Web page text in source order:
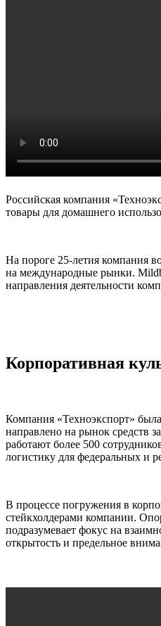
Российская компания
товары для домашнего
На пороге 25-летия компания
на международные рынки.
направления деятельности
Корпоративная
Компания «Техноэкспорт»
направлено на рынок средств
работают более 500
логистику для федеральных и
В процессе погружения в
стейкхолдерами компании.
подразумевает фокус на
открытость и предельное